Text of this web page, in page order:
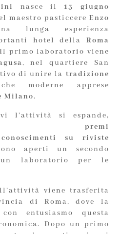
nasce il13 giugno
maestro pasticcere Enzo
lunga esperienza
hotel della Roma
primo laboratorio viene
, nel quartiere San
di unire la tradizione
moderne apprese
Milano.
l’attività si espande,
premi
su riviste
aperti un secondo
laboratorio per le
viene trasferita
di Roma, dove la
entusiasmo questa
Dopo un primo